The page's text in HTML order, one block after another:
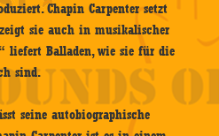
Chapin Carpenter setzt
sie auch in musikalischer
liefert Balladen, wie sie für die
sind.
seine autobiographische